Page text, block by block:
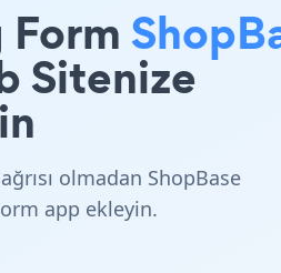
Sitenize
olmadan ShopBase
app ekleyin.